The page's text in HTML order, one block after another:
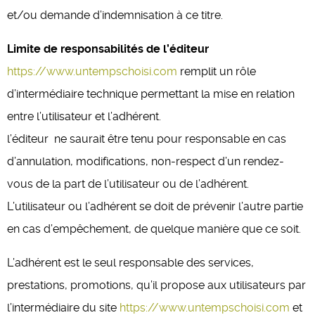
et/ou demande d’indemnisation à ce titre.
Limite de responsabilités de l’éditeur
https://www.untempschoisi.com remplit un rôle
d’intermédiaire technique permettant la mise en relation
entre l’utilisateur et l’adhérent.
l’éditeur ne saurait être tenu pour responsable en cas
d’annulation, modifications, non-respect d’un rendez-
vous de la part de l’utilisateur ou de l’adhérent.
L’utilisateur ou l’adhérent se doit de prévenir l’autre partie
en cas d’empêchement, de quelque manière que ce soit.
L’adhérent est le seul responsable des services,
prestations, promotions, qu’il propose aux utilisateurs par
l’intermédiaire du site https://www.untempschoisi.com et